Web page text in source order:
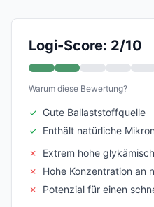
Logi-Score: 2/10
Warum diese Bewertung?
✓ Gute Ballaststoffquelle
✓ Enthält natürliche
✗
Extrem hohe
✗
Hohe Konzentration an
✗
Potenzial für einen